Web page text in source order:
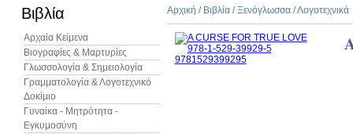
Βιβλία
Αρχαία Κείμενα
Βιογραφίες & Μαρτυρίες
Γλωσσολογία & Σημειολογία
Γραμματολογία & Λογοτεχνικό
Δοκίμιο
Γυναίκα - Μητρότητα -
Εγκυμοσύνη
Αρχική / Βιβλία /Ξενόγλωσσα /Λογοτεχνικά